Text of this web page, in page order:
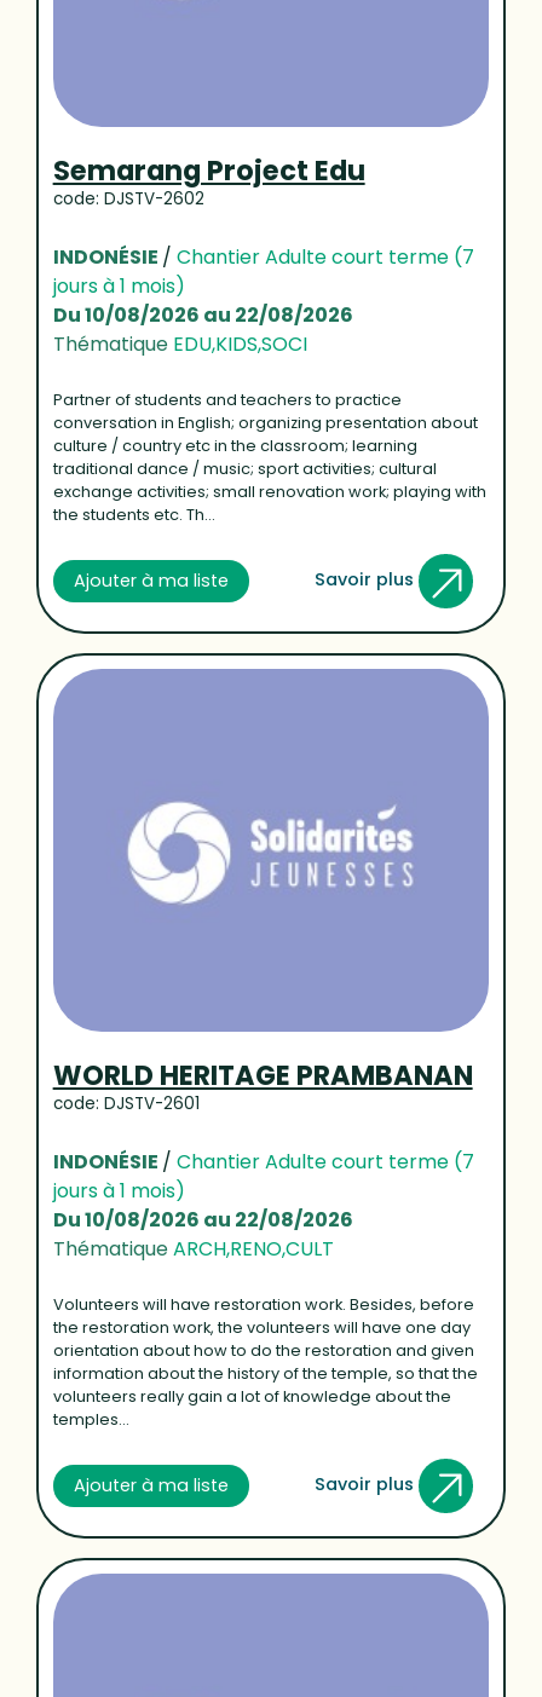
Semarang Project Edu
code: DJSTV-2602
INDONÉSIE / Chantier Adulte court terme (7
jours à 1 mois)
Du 10/08/2026 au 22/08/2026
Thématique EDU,KIDS,SOCI
Partner of students and teachers to practice
conversation in English; organizing presentation about
culture / country etc in the classroom; learning
traditional dance / music; sport activities; cultural
exchange activities; small renovation work; playing with
the students etc. Th...
Ajouter à ma liste Savoir plus
WORLD HERITAGE PRAMBANAN
code: DJSTV-2601
INDONÉSIE / Chantier Adulte court terme (7
jours à 1 mois)
Du 10/08/2026 au 22/08/2026
ThématiqueARCH,RENO,CULT
Volunteers will have restoration work. Besides, before
the restoration work, the volunteers will have one day
orientation about how to do the restoration and given
information about the history of the temple, so that the
volunteers really gain a lot of knowledge about the
temples...
Ajouter à ma liste Savoir plus